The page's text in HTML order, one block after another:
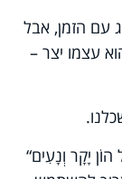
עם הזמן, אבל
עצמו יצר –
יָקָר וְנָעִים“